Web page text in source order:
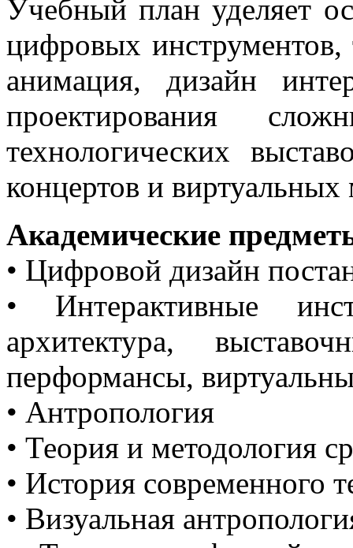
Учебный план уделяет
цифровых
анимация, дизайн
проектирования
технологических
концертов и виртуальных
Академические
• Цифровой дизайн
• Интерактивные
архитектура,
перформансы,
• Антропология
• Теория и методология
• История современного
• Визуальная